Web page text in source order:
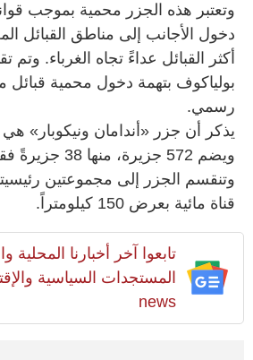
وتعتبر هذه الجزر محمية بموجب
دخول الأجانب إلى مناطق القبائل
أكثر القبائل عداءً تجاه الغرباء.
بولياكوف بتهمة دخول محمية
رسمي.
يذكر أن جزر «أندامان ونيكوبار» هي
ويضم 572
وتنقسم الجزر إلى مجموعتين
قناة مائية بعرض 150 كيلومتراً.
تابعوا آخر أخبارنا المحلية
news